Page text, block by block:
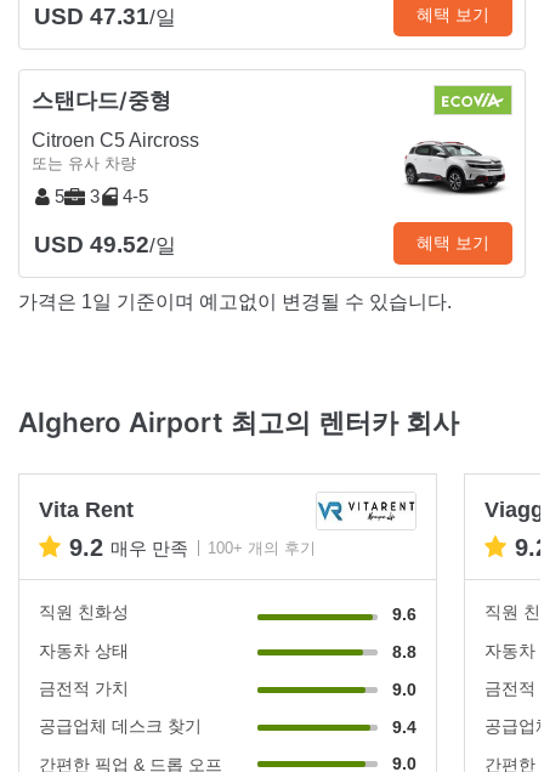
USD 47.31/일 혜택 보기
스탠다드/중형
Citroen C5 Aircross
또는 유사 차량
5 3 4-5
USD 49.52/일 혜택 보기
가격은 1일 기준이며 예고없이 변경될 수 있습니다.
Alghero Airport 최고의 렌터카 회사
Vita Rent
9.2 매우 만족 100+ 개의 후기
직원 친화성
9.6
자동차 상태
8.8
금전적 가치
9.0
공급업체 데스크 찾기
9.4
간편한 픽업 & 드롭 오프
9.0
직원
자동차
금전적
공급업
간편한